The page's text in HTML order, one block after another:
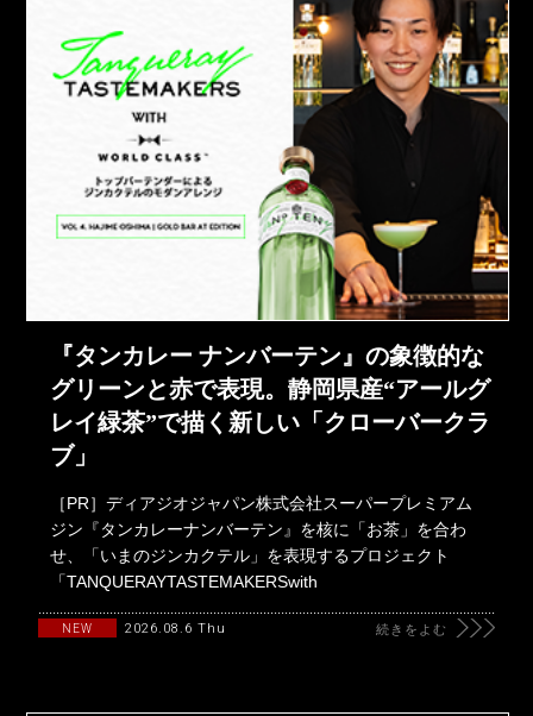
『タンカレー ナンバーテン』の象徴的な
グリーンと赤で表現。静岡県産“アールグ
レイ緑茶”で描く新しい「クローバークラ
ブ」
［PR］ディアジオジャパン株式会社スーパープレミアム
ジン『タンカレーナンバーテン』を核に「お茶」を合わ
せ、「いまのジンカクテル」を表現するプロジェクト
「TANQUERAYTASTEMAKERSwith
NEW 2026.08.6 Thu 続きをよむ